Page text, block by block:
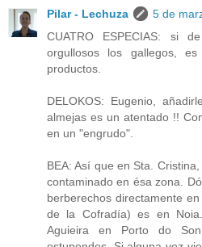
Pilar - Lechuza
5 de
CUATRO ESPECIAS: si
orgullosos los gallegos,
productos.
DELOKOS: Eugenio,
almejas es un atentado !!
en un "engrudo".
BEA: Así que en Sta.
contaminado en ésa zona.
berberechos directamente
de la Cofradía) es en
Aguieira en Porto do